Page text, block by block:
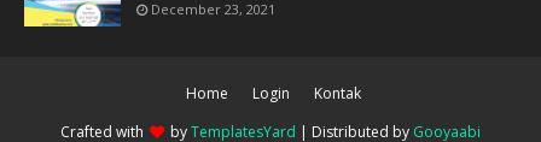
December 23, 2021
Home Login
Kontak
Crafted with
byTemplatesYard | Distributed by Gooyaabi